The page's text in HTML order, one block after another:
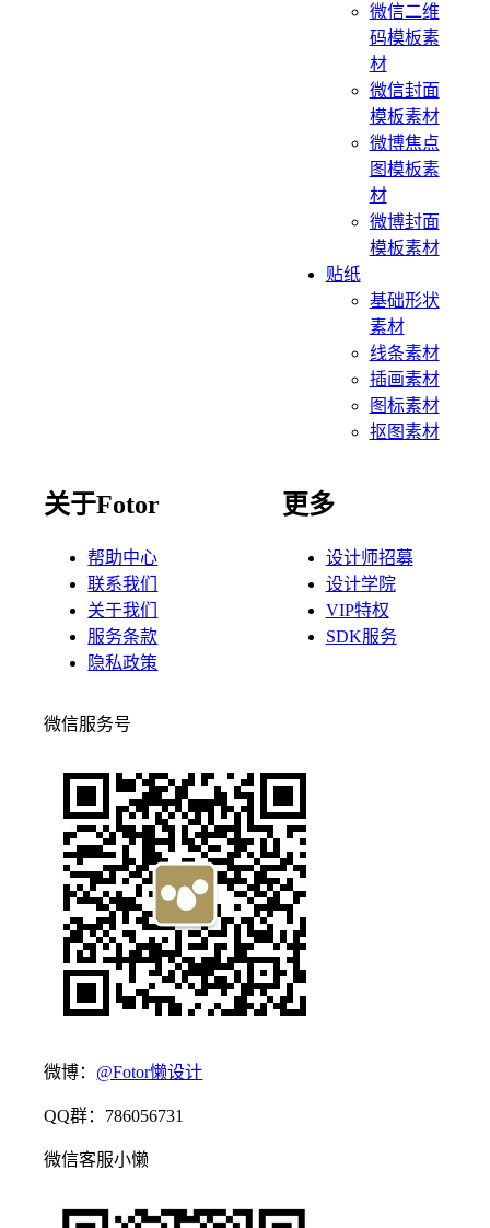
微信二维
码模板素
材
微信封面
模板素材
微博焦点
图模板素
材
微博封面
模板素材
贴纸
基础形状
素材
线条素材
插画素材
图标素材
抠图素材
关于Fotor
帮助中心
联系我们
关于我们
服务条款
隐私政策
更多
设计师招募
设计学院
VIP特权
SDK服务
微信服务号
微博： @Fotor懒设计
QQ群：786056731
微信客服小懒